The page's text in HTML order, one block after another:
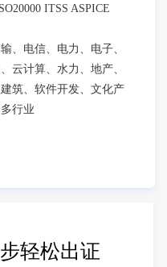
ITSS ASPICE
、电信、电力、电子、
云计算、水力、地产、
筑、软件开发、文化产
行业
轻松出证